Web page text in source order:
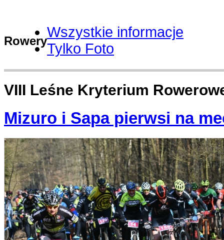
Rowery
Wszystkie informacje
Tylko Foto
VIII Leśne Kryterium
Mizuro i Sapa pierwsi na